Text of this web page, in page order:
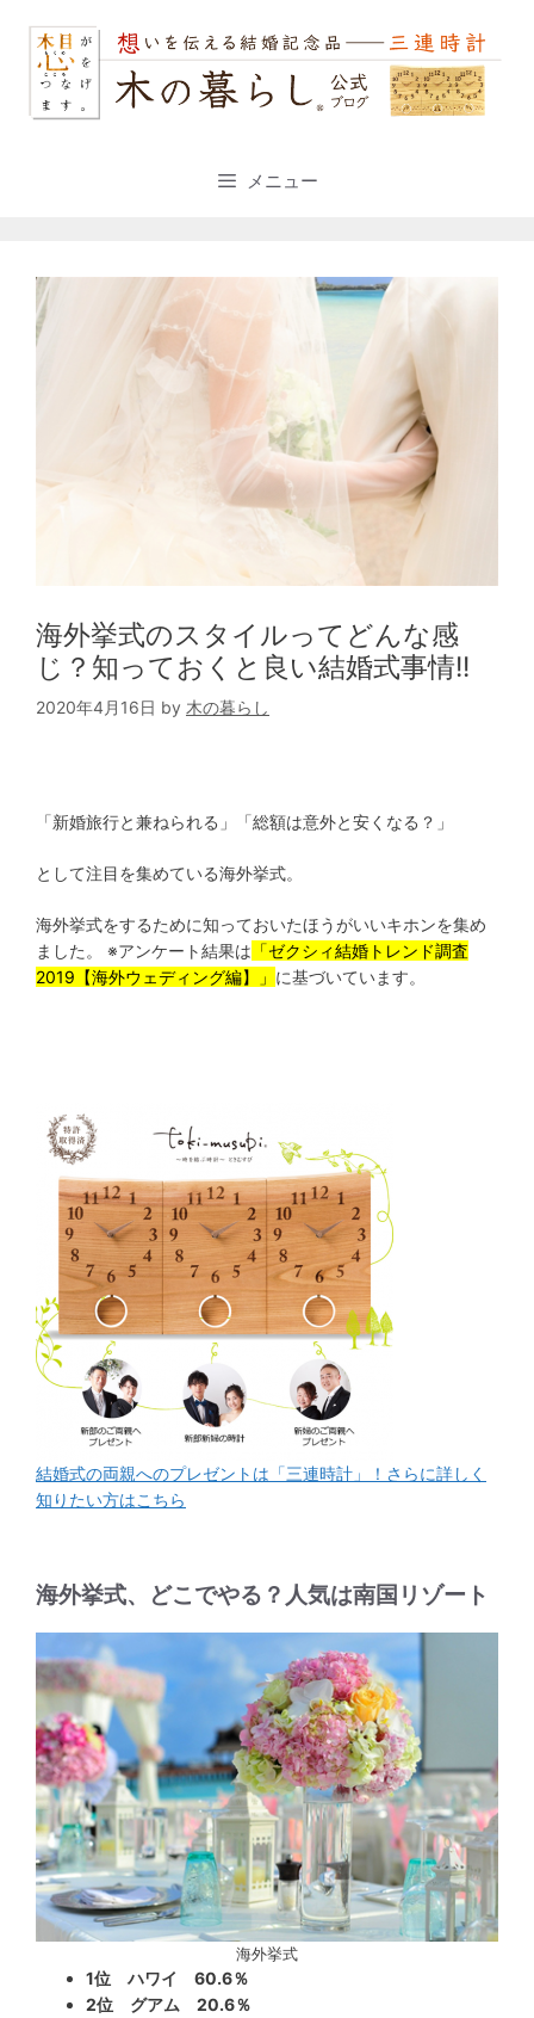
メニュー
海外挙式のスタイルってどんな感
じ？知っておくと良い結婚式事情!!
2020年4月16日 by 木の暮らし
「新婚旅行と兼ねられる」「総額は意外と安くなる？」
として注目を集めている海外挙式。
海外挙式をするために知っておいたほうがいいキホンを集め
ました。 ※アンケート結果は 「ゼクシィ結婚トレンド調査
2019【海外ウェディング編】」 に基づいています。
結婚式の両親へのプレゼントは「三連時計」！さらに詳しく
知りたい方はこちら
海外挙式、どこでやる？ 人気は南国リゾート
海外挙式
1位 ハワイ 60.6％
2位 グアム 20.6％